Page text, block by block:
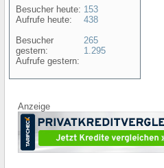
Besucher heute:
Aufrufe heute:
Besucher
gestern:
Aufrufe gestern:
153
438
265
1.295
Anzeige